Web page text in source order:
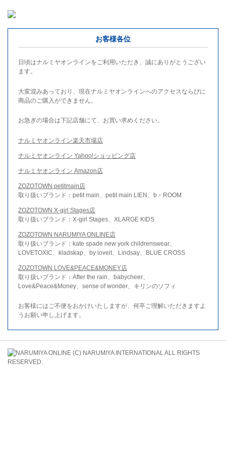
お客様各位
日頃はナルミヤオンラインをご利用いただき、誠にありがとうござい
ます。
大変混みあっており、現在ナルミヤオンラインへのアクセスならびに
商品のご購入ができません。
お急ぎの場合は下記店舗にて、お買い求めください。
ナルミヤオンライン楽天市場店
ナルミヤオンライン Yahoo!ショッピング店
ナルミヤオンライン Amazon店
ZOZOTOWN petitmain店
取り扱いブランド：petit main、petit main LIEN、b・ROOM
ZOZOTOWN X-girl Stages店
取り扱いブランド：X-girl Stages、XLARGE KIDS
ZOZOTOWN NARUMIYA ONLINE店
取り扱いブランド：kate spade new york childrenswear、
LOVETOXIC、kladskap、by loveit、Lindsay、BLUE CROSS
ZOZOTOWN LOVE&PEACE&MONEY店
取り扱いブランド：After the rain、babycheer、
Love&Peace&Money、sense of wonder、キリンのソフィ
お客様にはご不便をおかけいたしますが、何卒ご理解いただきますよ
うお願い申し上げます。